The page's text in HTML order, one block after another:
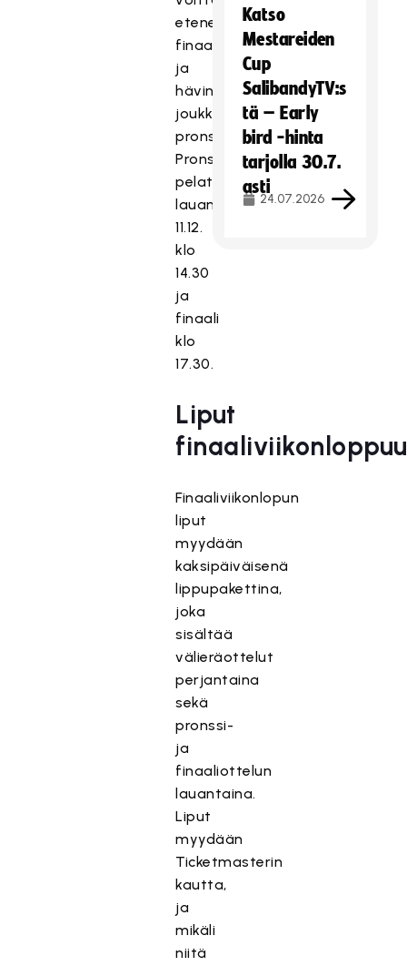
etenevät
finaaliin
ja
hävinneet
joukkueet
pronssiotteluun.
Pronssiottelu
pelataan
lauantaina
11.12.
klo
14.30
ja
finaali
klo
17.30.
Liput
Finaaliviikonlopun
liput
myydään
kaksipäiväisenä
lippupakettina,
joka
sisältää
välieräottelut
perjantaina
sekä
pronssi-
ja
finaaliottelun
lauantaina.
Liput
myydään
Ticketmasterin
kautta,
ja
mikäli
niitä
Katso
Mestareiden
Cup
SalibandyTV:s
tä – Early
bird -hinta
tarjolla 30.7.
asti
24.07.2026